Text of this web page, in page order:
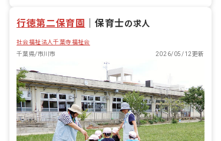
行徳第二保育園 ｜保育士の求人
社会福祉法人千葉寺福祉会
千葉県/市川市
2026/05/12更新